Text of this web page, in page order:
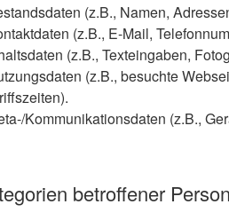
(z.B., Namen,
(z.B., E-Mail,
(z.B., Texteingaben,
(z.B., besuchte
Kommunikationsdaten (z.B.,
betroffener